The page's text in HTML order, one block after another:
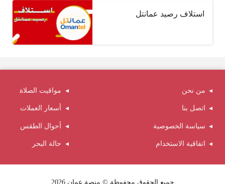
استلاف رصيد عمانتل
من نحن
اتصل بنا
سياسة الخصوصية
اتفاقية الاستخدام
مواقيت الصلاة
أسعار العملات
أحوال الطقس
حالة البحر
جميع الحقوق محفوظة © منصة عمان 2026